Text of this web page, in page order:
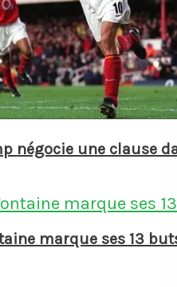
négocie une clause
marque ses 13